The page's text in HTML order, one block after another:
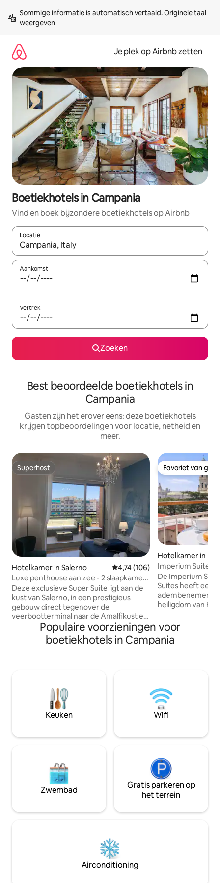
direct
naar
Sommige informatie is automatisch vertaald. Originele taal
weergeven
Je plek op Airbnb zetten
Boetiekhotels in Campania
Vind en boek bijzondere boetiekhotels op Airbnb
Locatie
Wanneer er resultaten beschikbaar zijn, maak je een keuze
Aankomst
Vertrek
Zoeken
Best beoordeelde boetiekhotels in
Campania
Gasten zijn het erover eens: deze boetiekhotels
krijgen topbeoordelingen voor locatie, netheid en
meer.
Superhost
Superhost
Hotelkamer in Salerno Gemiddelde beoordeling van
4,74 (106)
Luxe penthouse aan zee - 2 slaapkamers
Mareluna
Deze exclusieve Super Suite ligt aan de
kust van Salerno, in een prestigieus
gebouw direct tegenover de
veerbootterminal naar de Amalfikust en
op slechts 100 meter van het centraal
slaapkamers en 120 m² aan ruimte,
prachtig uitzicht op de kust. Het ligt op
de meest begeerde locatie van de stad,
met restaurants en diensten op slechts
een steenworp afstand, het is de
Favoriet van
Favoriet van
Hotelkamer in
Imperium Suite
uitzicht op het
De Imperium
Suites heeft een
adembenemend
heiligdom van
suite ligt in het
steenworp
archeologische
minibar. Bij
welkomstpakket
meteen kunt
en comfortabel
Populaire voorzieningen voor
boetiekhotels in Campania
Keuken Wifi
Zwembad
Gratis parkeren op
het terrein
Airconditioning